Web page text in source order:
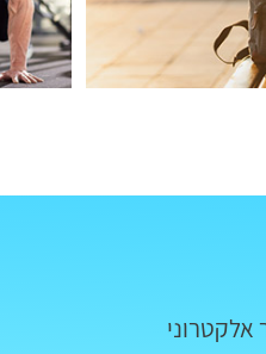
אלקטרוני